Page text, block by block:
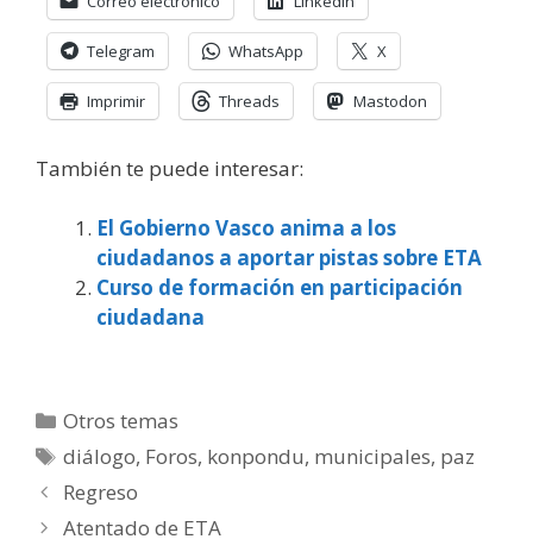
Telegram WhatsApp X
Imprimir Threads Mastodon
También te puede interesar:
El Gobierno Vasco anima a los
ciudadanos a aportar pistas sobre ETA
Curso de formación en participación
ciudadana
Categorías
Otros temas
Etiquetas
diálogo, Foros, konpondu, municipales, paz
Regreso
Atentado de ETA